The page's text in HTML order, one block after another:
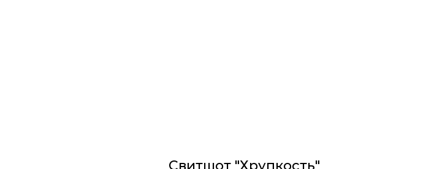
Свитшот "Хрупкость"